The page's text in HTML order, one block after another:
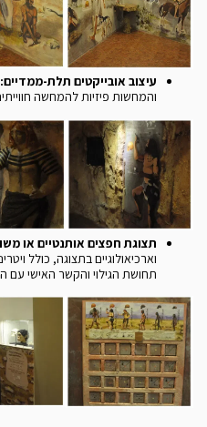
עיצוב אובייקטים תלת-ממדיים:
והמחשות פיזיות להמחשה
תצוגת חפצים אותנטיים או
וארכיאולוגיים בתצוגה, כולל
תחושת הגילוי והקשר האישי עם